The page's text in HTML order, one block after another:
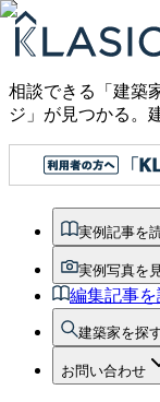
相談できる「建築
ジ」が見つかる。
実例記事を
実例写真を
編集記事を
建築家を探
お問い合わせ